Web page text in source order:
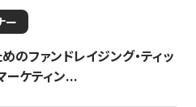
ー
めのファンドレイジング・ティッ
ーケティン...